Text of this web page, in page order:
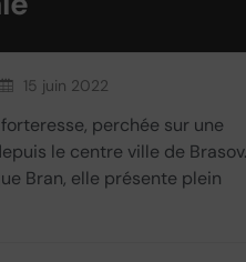
15 juin 2022
perchée sur une
le centre ville de Brasov.
Bran, elle présente plein